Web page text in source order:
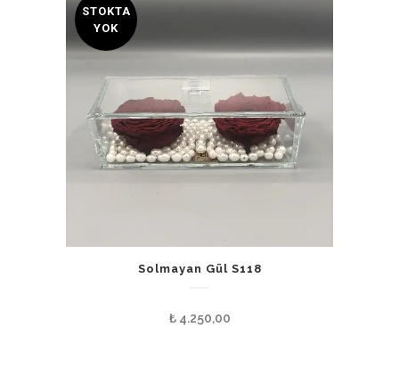
STOKTA
YOK
Solmayan Gül S118
₺4.250,00